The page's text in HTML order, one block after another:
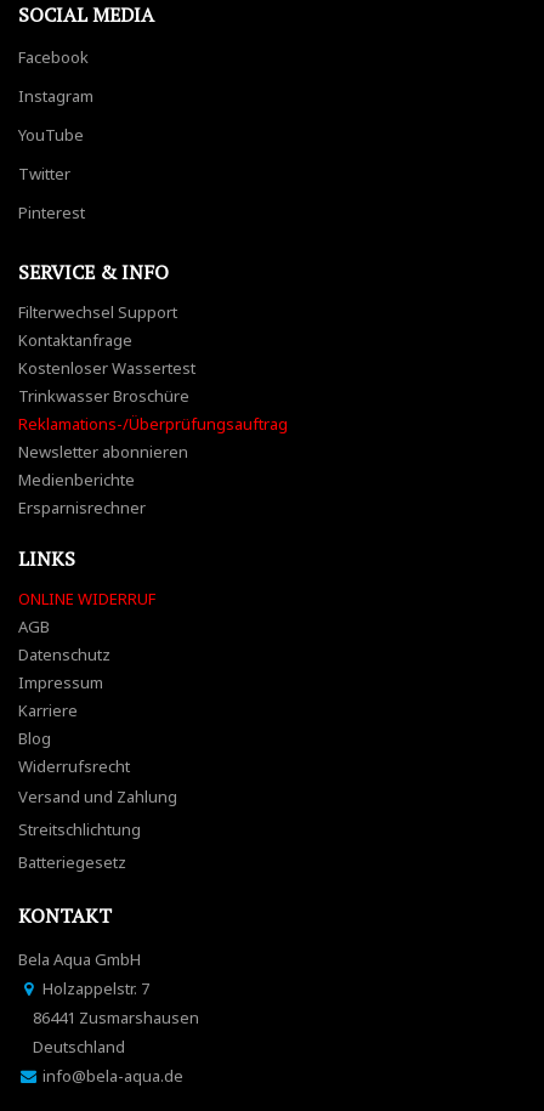
SOCIAL MEDIA
Facebook
Instagram
YouTube
Twitter
Pinterest
SERVICE & INFO
Filterwechsel Support
Kontaktanfrage
Kostenloser Wassertest
Trinkwasser Broschüre
Reklamations-/Überprüfungsauftrag
Newsletter abonnieren
Medienberichte
Ersparnisrechner
LINKS
ONLINE WIDERRUF
AGB
Datenschutz
Impressum
Karriere
Blog
Widerrufsrecht
Versand und Zahlung
Streitschlichtung
Batteriegesetz
KONTAKT
Bela Aqua GmbH
Holzappelstr. 7
86441 Zusmarshausen
Deutschland
info@bela-aqua.de